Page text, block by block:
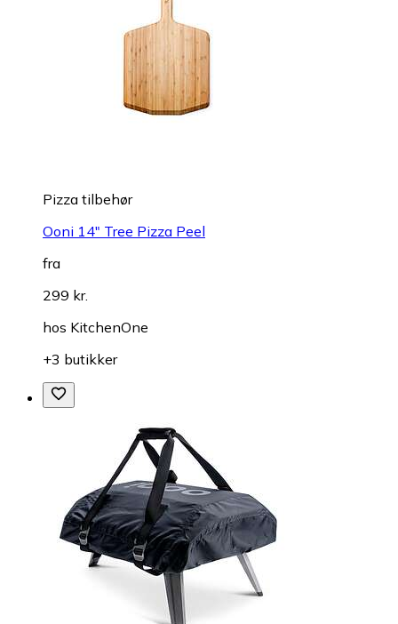
Pizza tilbehør
Ooni 14" Tree Pizza Peel
fra
299 kr.
hos KitchenOne
+3 butikker